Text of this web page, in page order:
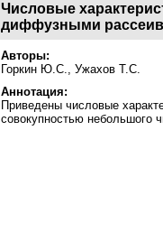
Числовые
диффузными
Авторы:
Горкин Ю.С., Ужахов Т.С.
Аннотация:
Приведены числовые
совокупностью небольшого